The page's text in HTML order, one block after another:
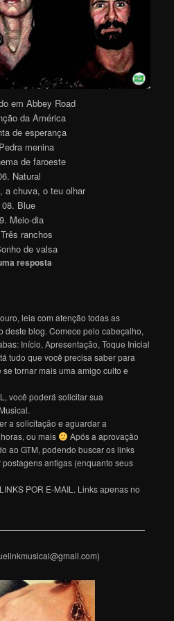
em Abbey Road
da América
de esperança
menina
de faroeste
Natural
a chuva, o teu olhar
08. Blue
Meio-dia
ranchos
de valsa
resposta
leia com atenção todas as
deste blog. Comece pelo cabeçalho,
Início, Apresentação, Toque Inicial
tudo que você precisa saber para
tornar mais uma amigo culto e
você poderá solicitar sua
a solicitação e aguardar a
ou mais
Após a aprovação
ao GTM, podendo buscar os links
antigas (enquanto seus
POR E-MAIL. Links apenas no